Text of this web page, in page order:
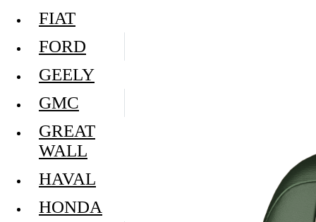
FIAT
FORD
GEELY
GMC
GREAT
WALL
HAVAL
HONDA